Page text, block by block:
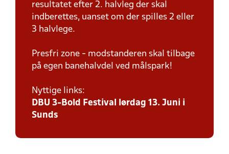
resultatet efter 2. halvleg der skal
indberettes, uanset om der spilles 2 eller
3 halvlege.
Presfri zone - modstanderen skal tilbage
på egen banehalvdel ved målspark!
Nyttige links:
DBU 3-Bold Festival lørdag 13. Juni i
Sunds